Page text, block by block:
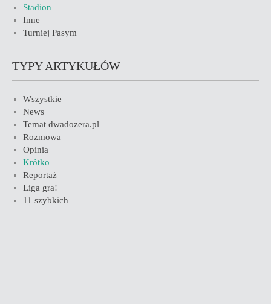
Stadion
Inne
Turniej Pasym
TYPY ARTYKUŁÓW
Wszystkie
News
Temat dwadozera.pl
Rozmowa
Opinia
Krótko
Reportaż
Liga gra!
11 szybkich